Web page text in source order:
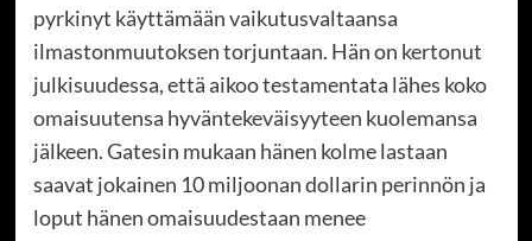
pyrkinyt käyttämään vaikutusvaltaansa
ilmastonmuutoksen torjuntaan. Hän on kertonut
julkisuudessa, että aikoo testamentata lähes koko
omaisuutensa hyväntekeväisyyteen kuolemansa
jälkeen. Gatesin mukaan hänen kolme lastaan
saavat jokainen 10 miljoonan dollarin perinnön ja
loput hänen omaisuudestaan menee